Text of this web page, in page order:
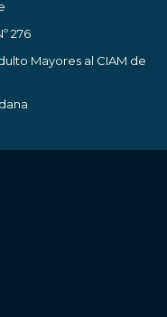
276
Mayores al CIAM de